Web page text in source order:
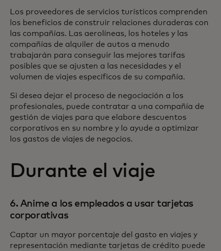
Los proveedores de servicios turísticos comprenden
los beneficios de construir relaciones duraderas con
las compañías. Las aerolíneas, los hoteles y las
compañías de alquiler de autos a menudo
trabajarán para conseguir las mejores tarifas
posibles que se ajusten a las necesidades y el
volumen de viajes específicos de su compañía.
Si desea dejar el proceso de negociación a los
profesionales, puede contratar a una compañía de
gestión de viajes para que elabore descuentos
corporativos en su nombre y lo ayude a optimizar
los gastos de viajes de negocios.
Durante el viaje
6. Anime a los empleados a usar tarjetas
corporativas
Captar un mayor porcentaje del gasto en viajes y
representación mediante tarjetas de crédito puede